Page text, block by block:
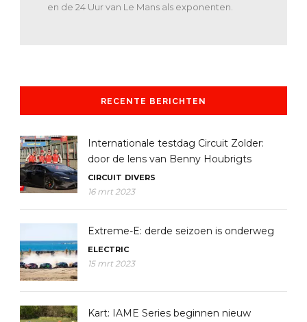
en de 24 Uur van Le Mans als exponenten.
RECENTE BERICHTEN
Internationale testdag Circuit Zolder:
door de lens van Benny Houbrigts
CIRCUIT DIVERS
16 mrt 2023
Extreme-E: derde seizoen is onderweg
ELECTRIC
15 mrt 2023
Kart: IAME Series beginnen nieuw